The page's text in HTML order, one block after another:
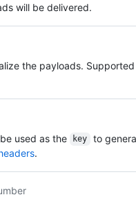
will be delivered.
the payloads.
used as the key
to
.